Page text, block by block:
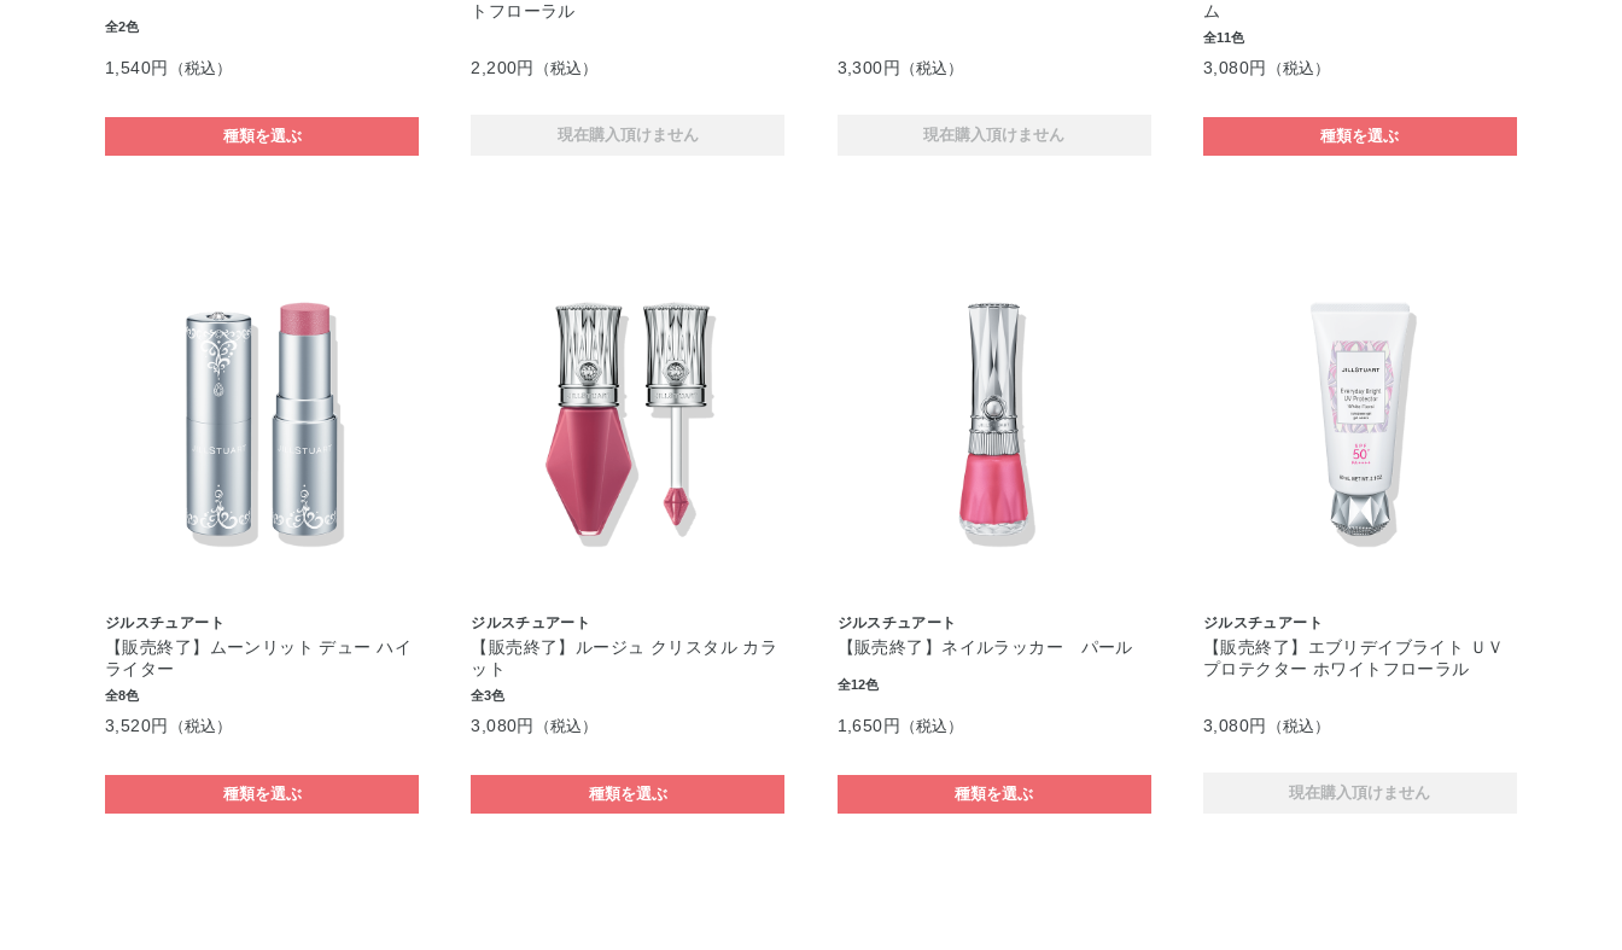
全2色
1,540円 （税込）
種類を選ぶ
トフローラル
2,200円 （税込）
現在購入頂けません
3,300円 （税込）
現在購入頂けません
ム
全11色
3,080円 （税込）
種類を選ぶ
ジルスチュアート
【販売終了】ムーンリット デュー ハイ
ライター
全8色
3,520円 （税込）
種類を選ぶ
ジルスチュアート
【販売終了】ルージュ クリスタル カラ
ット
全3色
3,080円 （税込）
種類を選ぶ
ジルスチュアート
【販売終了】ネイルラッカー パール
全12色
1,650円 （税込）
種類を選ぶ
ジルスチュアート
【販売終了】エブリデイブライト ＵＶ
プロテクター ホワイトフローラル
3,080円 （税込）
現在購入頂けません